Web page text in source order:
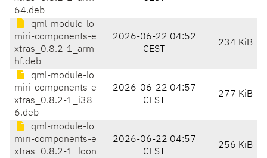
64.deb
qml-module-lo
miri-components-e
xtras_0.8.2-1_arm
hf.deb
2026-06-22 04:52
CEST
234 KiB
qml-module-lo
miri-components-e
xtras_0.8.2-1_i38
6.deb
2026-06-22 04:57
CEST
277 KiB
qml-module-lo
miri-components-e
xtras_0.8.2-1_loon
2026-06-22 04:57
CEST
256 KiB